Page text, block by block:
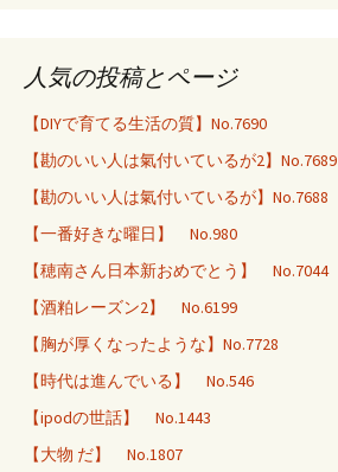
人気の投稿とページ
【DIYで育てる生活の質】No.7690
【勘のいい人は氣付いているが2】No.7689
【勘のいい人は氣付いているが】No.7688
【一番好きな曜日】 No.980
【穂南さん日本新おめでとう】 No.7044
【酒粕レーズン2】 No.6199
【胸が厚くなったような】No.7728
【時代は進んでいる】 No.546
【ipodの世話】 No.1443
【大物 だ】 No.1807